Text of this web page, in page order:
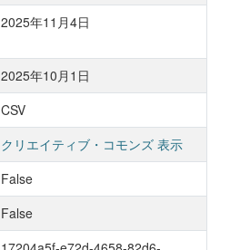
2025年11月4日
2025年10月1日
CSV
クリエイティブ・コモンズ 表示
False
False